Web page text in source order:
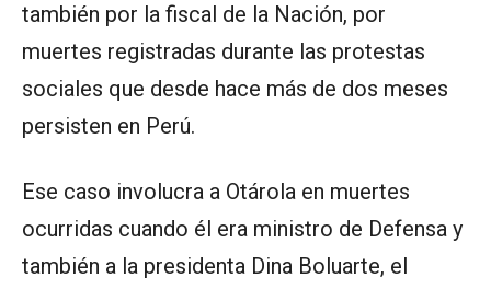
también por la fiscal de la Nación, por
muertes registradas durante las protestas
sociales que desde hace más de dos meses
persisten en Perú.
Ese caso involucra a Otárola en muertes
ocurridas cuando él era ministro de Defensa y
también a la presidenta Dina Boluarte, el